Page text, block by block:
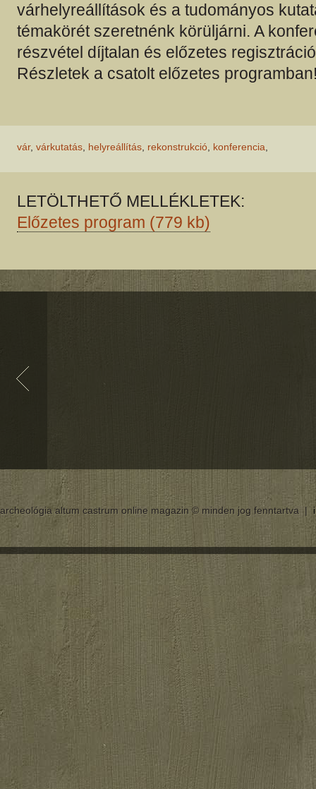
várhelyreállítások és a tudományos
témakörét szeretnénk körüljárni. A
részvétel díjtalan és előzetes
Részletek a csatolt előzetes
vár, várkutatás, helyreállítás, rekonstrukció, konferencia,
LETÖLTHETŐ MELLÉKLETEK:
Előzetes program (779 kb)
archeológia altum castrum online magazin © minden jog fenntartva |